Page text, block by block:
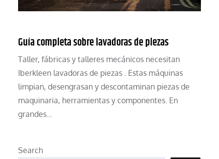
Guía completa sobre lavadoras de piezas
Taller, fábricas y talleres mecánicos necesitan
Iberkleen lavadoras de piezas . Estas máquinas
limpian, desengrasan y descontaminan piezas de
maquinaria, herramientas y componentes. En
grandes…
Search